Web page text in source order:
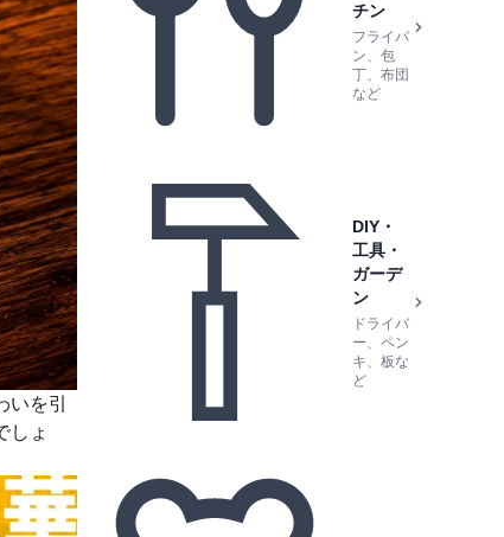
を引
しょ
チン
フライパ
ン、包
丁、布団
など
DIY・
工具・
ガーデ
ン
ドライバ
ー、ペン
キ、板な
ど